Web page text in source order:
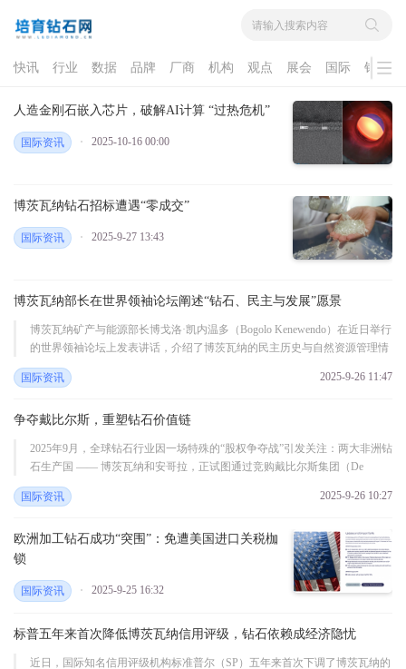
快讯 行业 数据 品牌 厂商 机构 观点 展会 国际 钻石
人造金刚石嵌入芯片，破解AI计算 “过热危机”
国际资讯 2025-10-16 00:00
博茨瓦纳钻石招标遭遇“零成交”
国际资讯 2025-9-27 13:43
博茨瓦纳部长在世界领袖论坛阐述“钻石、民主与发展”愿景
博茨瓦纳矿产与能源部长博戈洛·凯内温多（Bogolo Kenewendo）在近日举行
的世界领袖论坛上发表讲话，介绍了博茨瓦纳的民主历史与自然资源管理情
况。博茨瓦纳总统杜马·吉迪恩·博科（Duma Gideon Boko）原计划出席此 ...
国际资讯
2025-9-26 11:47
争夺戴比尔斯，重塑钻石价值链
2025年9月，全球钻石行业因一场特殊的“股权争夺战”引发关注：两大非洲钻
石生产国 —— 博茨瓦纳和安哥拉，正试图通过竞购戴比尔斯集团（De
Beers）的股权，重塑全球钻石市场的权力结构。这场竞争不仅是经济资源的
...
国际资讯 2025-9-26 10:27
欧洲加工钻石成功“突围”：免遭美国进口关税枷
锁
国际资讯 2025-9-25 16:32
标普五年来首次降低博茨瓦纳信用评级，钻石依赖成经济隐忧
近日，国际知名信用评级机构标准普尔（SP）五年来首次下调了博茨瓦纳的